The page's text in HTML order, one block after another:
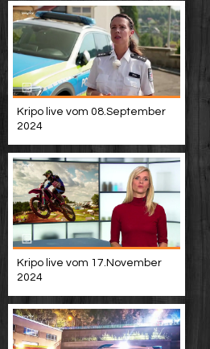
Kripo live vom 08.September
2024
Kripo live vom 17.November
2024